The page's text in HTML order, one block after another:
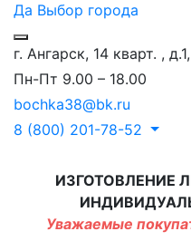
Да Выбор города
г. Ангарск, 14 кварт. ,
Пн-Пт 9.00 – 18.00
bochka38@bk.ru
8 (800) 201-78-52
ИЗГОТОВЛЕНИЕ
Уважаемые